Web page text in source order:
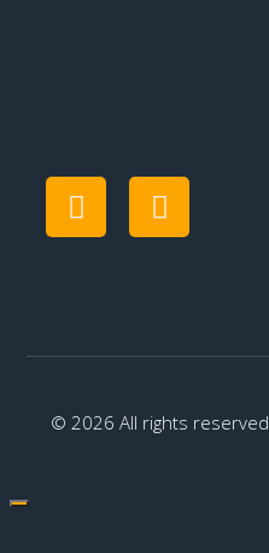
© 2026 All rights reserved